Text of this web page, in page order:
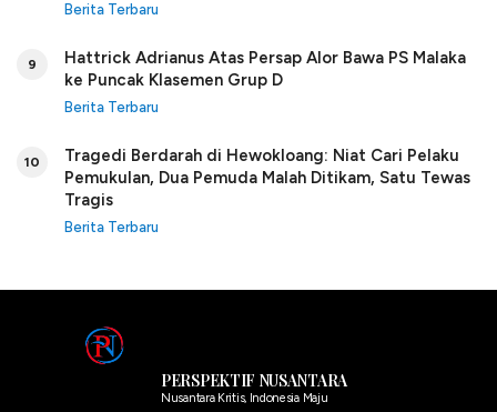
Berita Terbaru
9
Hattrick Adrianus Atas Persap Alor Bawa PS Malaka
ke Puncak Klasemen Grup D
Berita Terbaru
10
Tragedi Berdarah di Hewokloang: Niat Cari Pelaku
Pemukulan, Dua Pemuda Malah Ditikam, Satu Tewas
Tragis
Berita Terbaru
PERSPEKTIF NUSANTARA
Nusantara Kritis, Indonesia Maju